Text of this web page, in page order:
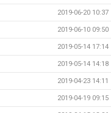
2019-06-20 10:37
2019-06-10 09:50
2019-05-14 17:14
2019-05-14 14:18
2019-04-23 14:11
2019-04-19 09:15